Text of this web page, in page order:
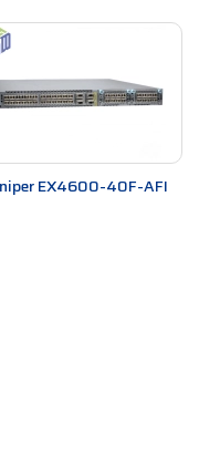
EX4600-40F-DC-
doanh nghiệp hiện
năng mở rộng quy
EX4600-40F-AFI